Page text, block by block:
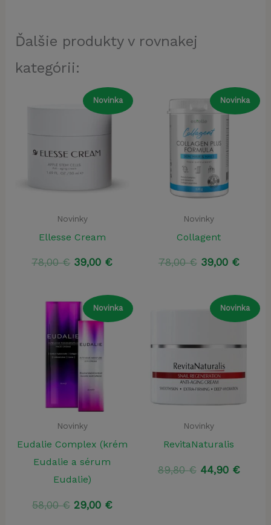
Ďalšie produkty v rovnakej
kategórii:
Novinka
Novinky
Ellesse Cream
78,00€ Pôvodná
78,00 €.
39,00 €Aktuálna
39,00 €.
Novinka
Novinky
Collagent
78,00€ Pôvodná
78,00 €.
39,00 €
39,00
Novinka
Novinky
Eudalie Complex (krém
Eudalie a sérum
Eudalie)
58,00€ Pôvodná
29,00 €Aktuálna
Novinka
Novinky
RevitaNaturalis
89,80€ Pôvodná
44,90 €